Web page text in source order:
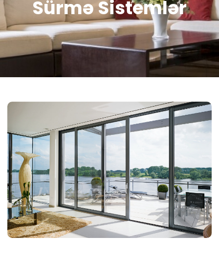
Sürmə Sistemlər